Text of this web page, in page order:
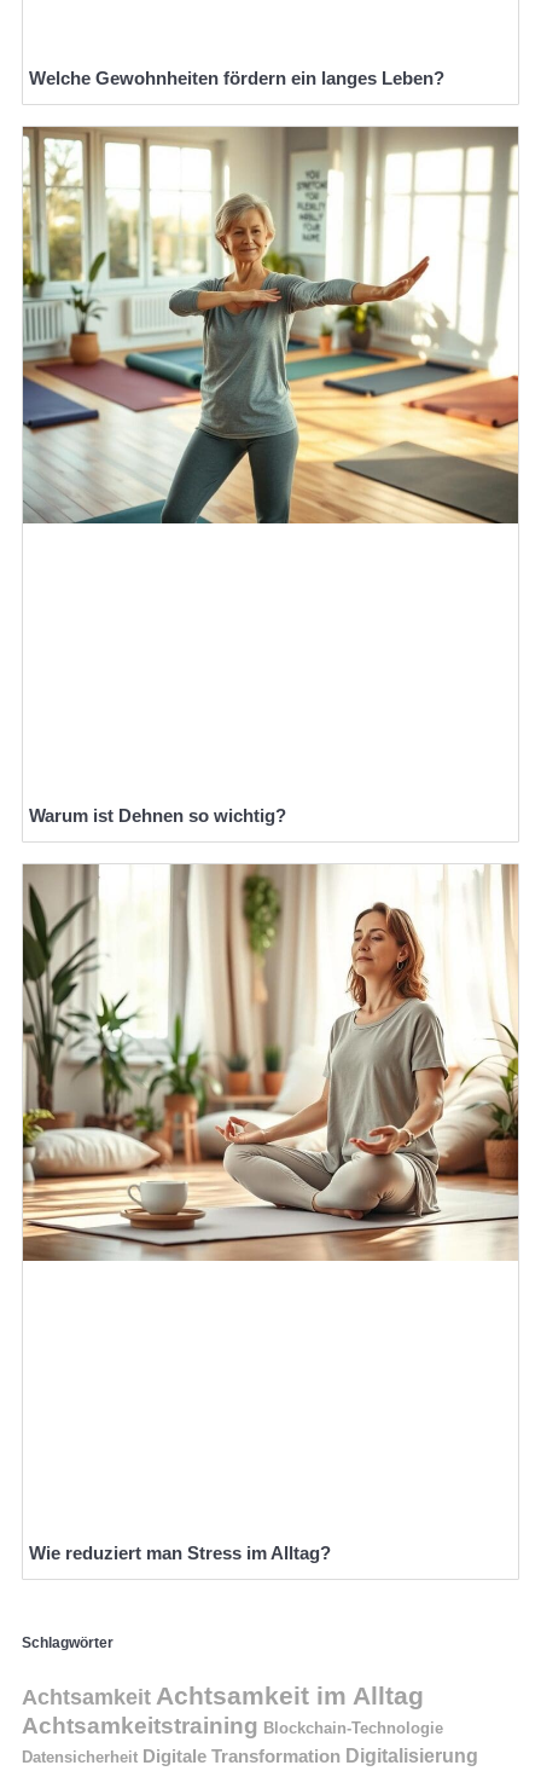
Welche Gewohnheiten fördern ein langes Leben?
Warum ist Dehnen so wichtig?
Wie reduziert man Stress im Alltag?
Schlagwörter
Achtsamkeit Achtsamkeit im Alltag
Achtsamkeitstraining Blockchain-Technologie
Datensicherheit Digitale Transformation Digitalisierung